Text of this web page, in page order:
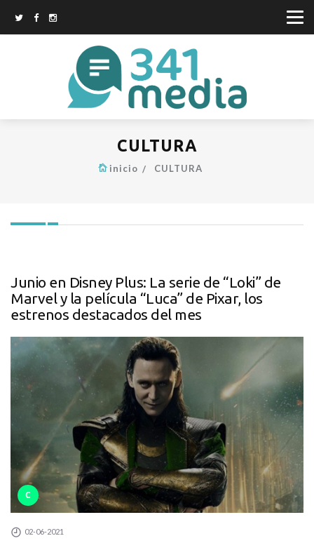
CULTURA
inicio CULTURA
Junio en Disney Plus: La serie de “Loki” de
Marvel y la película “Luca” de Pixar, los
estrenos destacados del mes
C
02-06-2021